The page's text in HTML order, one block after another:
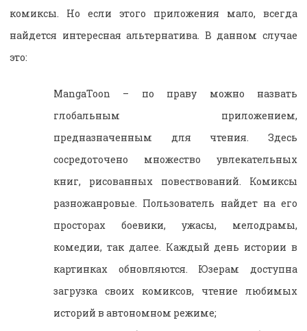
комиксы. Но если этого приложения мало, всегда
найдется интересная альтернатива. В данном случае
это:
MangaToon – по праву можно назвать
глобальным приложением,
предназначенным для чтения. Здесь
сосредоточено множество увлекательных
книг, рисованных повествований. Комиксы
разножанровые. Пользователь найдет на его
просторах боевики, ужасы, мелодрамы,
комедии, так далее. Каждый день истории в
картинках обновляются. Юзерам доступна
загрузка своих комиксов, чтение любимых
историй в автономном режиме;